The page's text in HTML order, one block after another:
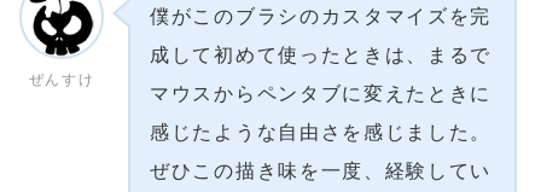
ぜんすけ
僕がこのブラシのカスタマイズを完
成して初めて使ったときは、まるで
マウスからペンタブに変えたときに
感じたような自由さを感じました。
ぜひこの描き味を一度、経験してい